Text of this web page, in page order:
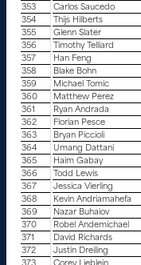
353
Carlos Saucedo
354
Thijs Hilberts
355
Glenn Slater
356
Timothy Telliard
357
Han Feng
358
Blake Bohn
359
Michael Tomic
360
Matthew Perez
361
Ryan Andrada
362
Florian Pesce
363
Bryan Piccioli
364
Umang Dattani
365
Haim Gabay
366
Todd Lewis
367
Jessica Vierling
368
Kevin Andriamahefa
369
Nazar Buhaiov
370
Robel Andemichael
371
David Richards
372
Justin Dreiling